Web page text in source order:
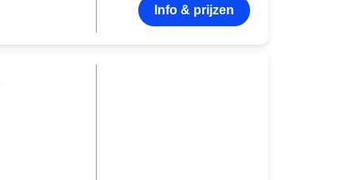
Info & prijzen